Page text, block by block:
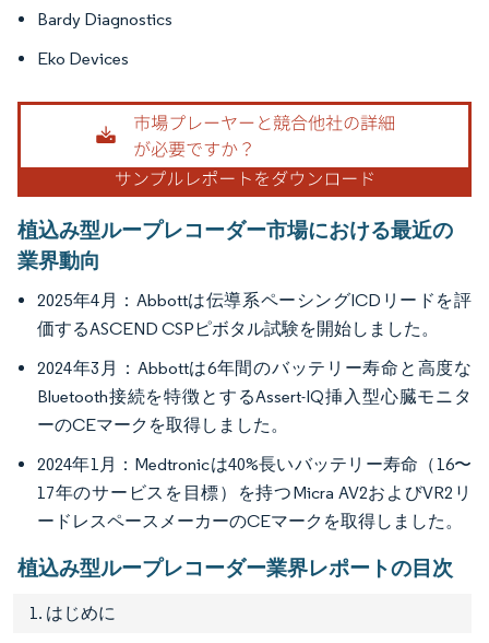
Bardy Diagnostics
Eko Devices
植込み型ループレコーダー市場における最近の
業界動向
2025年4月：Abbottは伝導系ペーシングICDリードを評
価するASCEND CSPピボタル試験を開始しました。
2024年3月：Abbottは6年間のバッテリー寿命と高度な
Bluetooth接続を特徴とするAssert-IQ挿入型心臓モニタ
ーのCEマークを取得しました。
2024年1月：Medtronicは40%長いバッテリー寿命（16〜
17年のサービスを目標）を持つMicra AV2およびVR2リ
ードレスペースメーカーのCEマークを取得しました。
植込み型ループレコーダー業界レポートの目次
1. はじめに